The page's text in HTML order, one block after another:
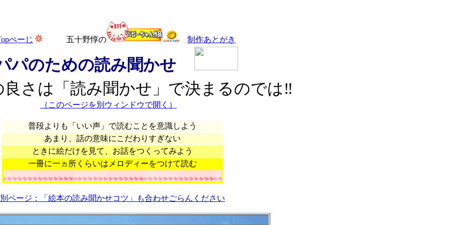
ぺーじ 五十野惇の 制作あとがき
パのための読み聞かせ
良さは「読み聞かせ」で決まるのでは‼
（このページを別ウィンドウで開く）
普段よりも「いい声」で読むことを意識しよう
あまり、話の意味にこだわりすぎない
ときに絵だけを見て、お話をつくってみよう
一冊に一ヵ所くらいはメロディーをつけて読む
・ ・
別ページ：「絵本の読み聞かせコツ」も合わせごらんください